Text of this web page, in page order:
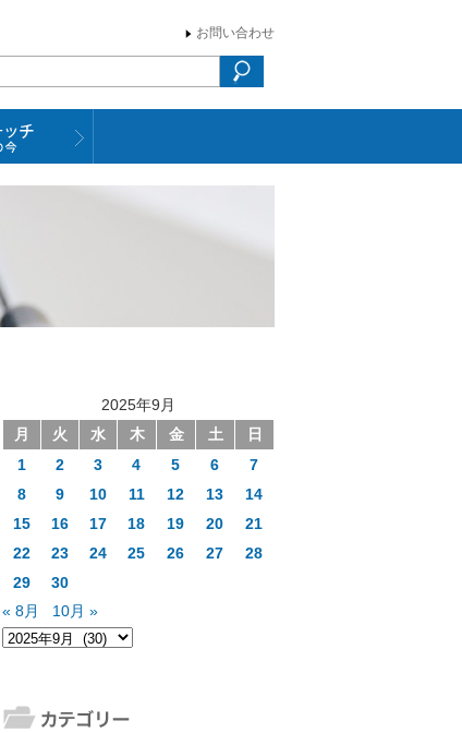
お問い合わせ
2025年9月
月
火 水 木 金 土
日
1
2 3 4 5 6
7
8
9 10 11 12 13
14
15
16 17 18 19 20
21
22
23 24 25 26 27
28
29
30
« 8月
10月 »